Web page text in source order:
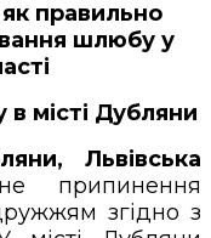
правильно
шлюбу у
місті Дубляни
Львівська
припинення
згідно з